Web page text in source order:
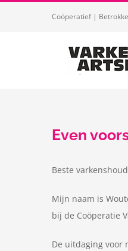
Coöperatief |
Even
Beste
Mijn naam is
bij de Coöperatie
De uitdaging voor